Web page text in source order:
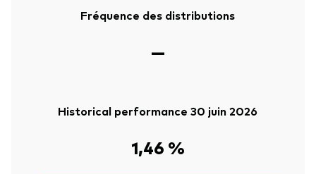
Fréquence des distributions
—
Historical performance 30 juin 2026
1,46 %